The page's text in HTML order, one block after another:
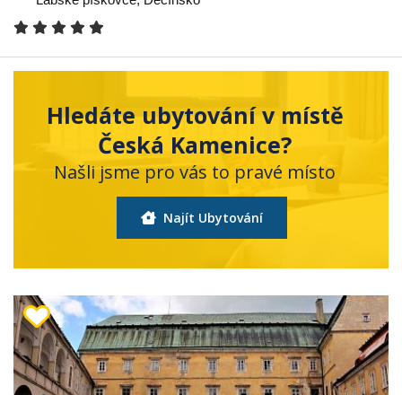
Hledáte ubytování v místě
Česká Kamenice?
Našli jsme pro vás to pravé místo
Najít Ubytování